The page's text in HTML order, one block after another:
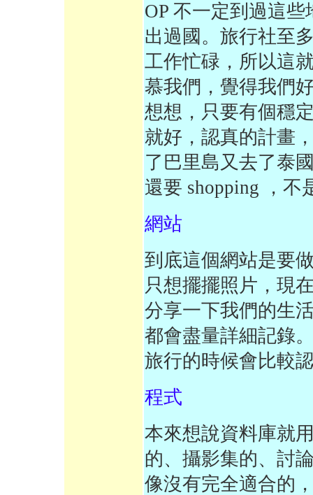
OP 不一定到過這
出過國。旅行社至
工作忙碌，所以這
慕我們，覺得我們
想想，只要有個穩
就好，認真的計畫
了巴里島又去了泰
還要 shopping ，不
網站
到底這個網站是要
只想擺擺照片，現
分享一下我們的生
都會盡量詳細記錄
旅行的時候會比較
程式
本來想說資料庫就
的、攝影集的、討
像沒有完全適合的